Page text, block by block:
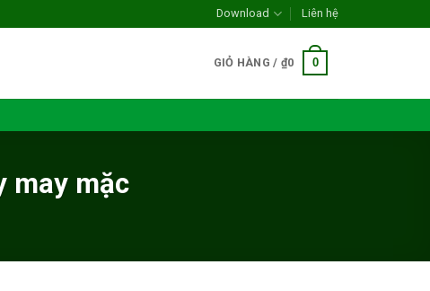
Download Liên hệ
GIỎ HÀNG / ₫0 0
may mặc